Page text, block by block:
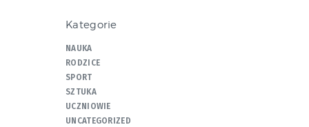
Kategorie
NAUKA
RODZICE
SPORT
SZTUKA
UCZNIOWIE
UNCATEGORIZED